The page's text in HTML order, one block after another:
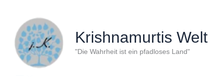
springen
Krishnamurtis Welt
"Die Wahrheit ist ein pfadloses Land"